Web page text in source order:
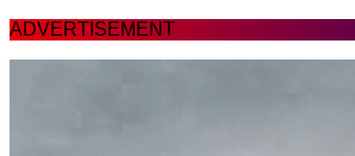
ADVERTISEMENT